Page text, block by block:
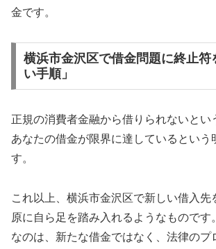
金です。
横浜市金沢区で借金問題に終止符
い手順」
正規の消費者金融から借りられないとい
あなたの借金が限界に達しているという
す。
これ以上、横浜市金沢区で新しい借入先
原に自ら足を踏み入れるようなものです
なのは、新たな借金ではなく、法律のプ